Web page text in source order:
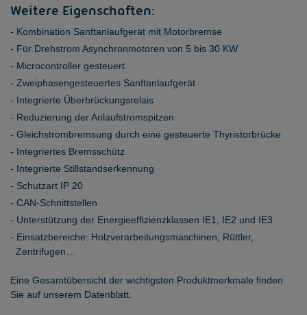
Weitere Eigenschaften:
Kombination Sanftanlaufgerät mit Motorbremse
Für Drehstrom Asynchronmotoren von 5 bis 30 KW
Microcontroller gesteuert
Zweiphasengesteuertes Sanftanlaufgerät
Integrierte Überbrückungsrelais
Reduzierung der Anlaufstromspitzen
Gleichstrombremsung durch eine gesteuerte Thyristorbrücke
Integriertes Bremsschütz
Integrierte Stillstandserkennung
Schutzart IP 20
CAN-Schnittstellen
Unterstützung der Energieeffizienzklassen IE1, IE2 und IE3
Einsatzbereiche: Holzverarbeitungsmaschinen, Rüttler,
Zentrifugen…
Eine Gesamtübersicht der wichtigsten Produktmerkmale finden
Sie auf unserem Datenblatt.